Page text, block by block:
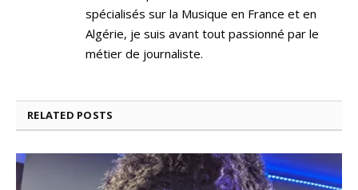
spécialisés sur la Musique en France et en
Algérie, je suis avant tout passionné par le
métier de journaliste.
RELATED POSTS